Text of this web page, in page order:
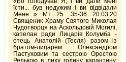
їсти... був недужим і ви відвідали
Мене...» Мт 25: 35-36 20.03.20
Священик Храму Святого Миколая
Чудотворця на Аскольдовій Могилі,
капелан ради Лицарів Колумба -
отець Анатолій (Тесля) разом із
братом-лицарем Олександром
Пастуховим та сестрою Орестою
Редькою в лиху годину карантину,